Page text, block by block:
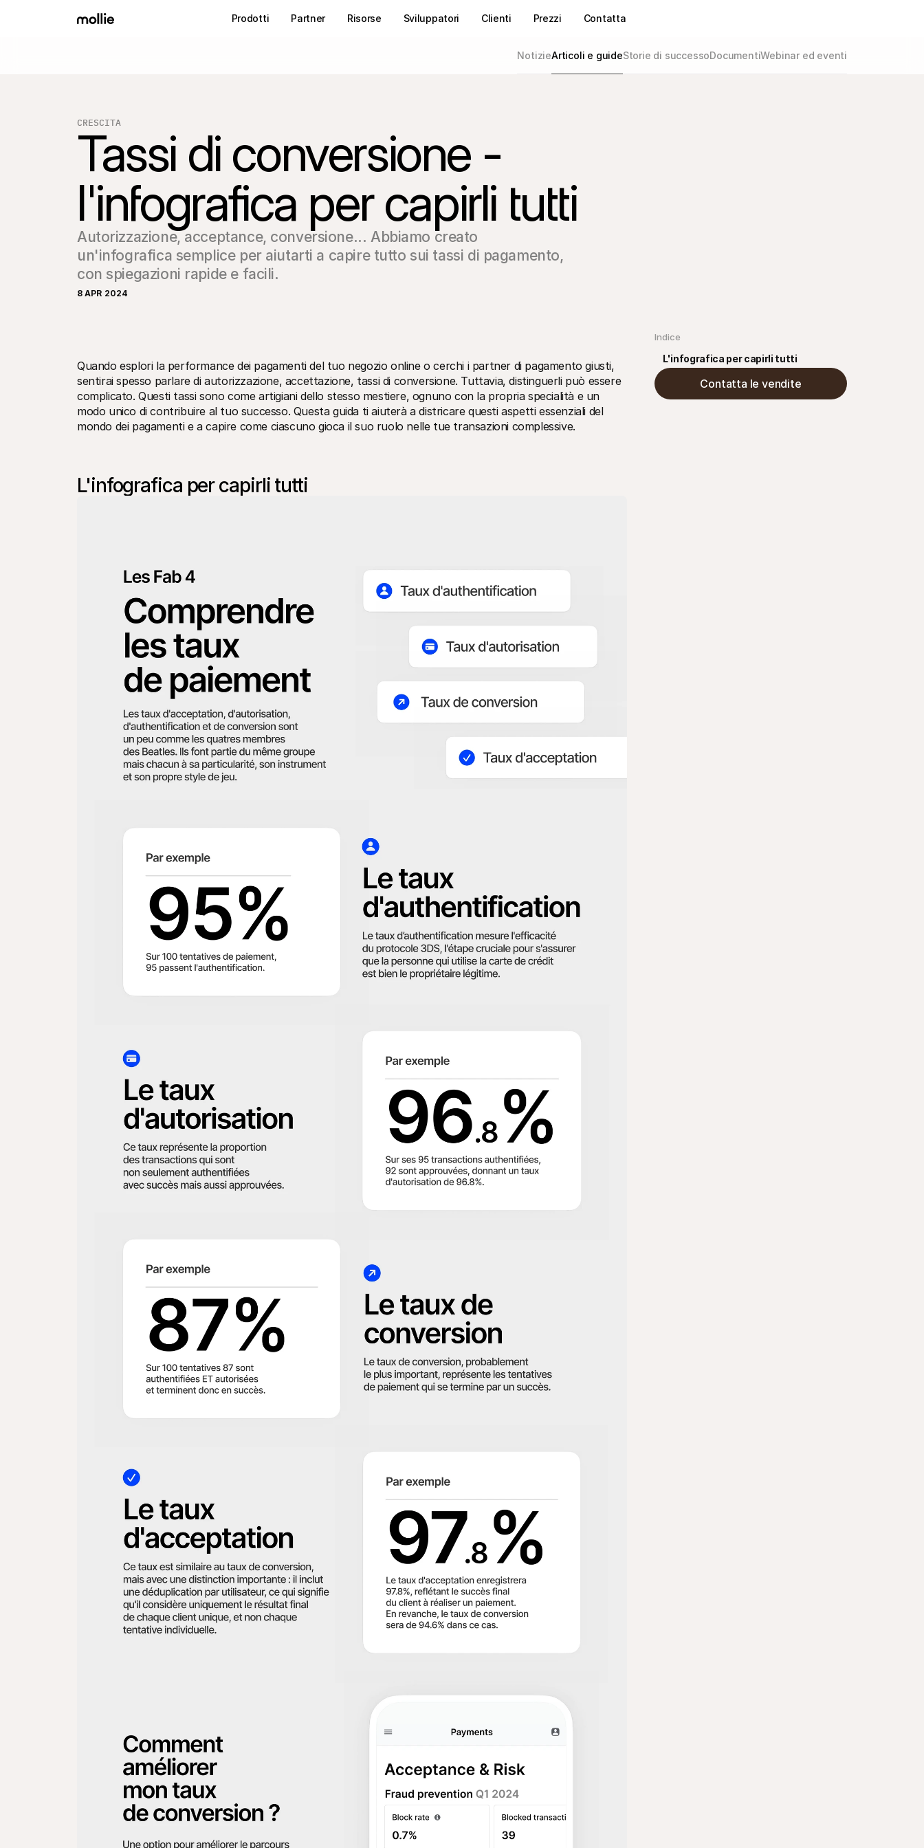
Prodotti Partner Risorse Sviluppatori Clienti Prezzi Contatta
NotizieArticoli e guideStorie di successoDocumentiWebinar ed eventi
CRESCITA
Tassi di conversione -
l'infografica per capirli tutti
Autorizzazione, acceptance, conversione... Abbiamo creato
un'infografica semplice per aiutarti a capire tutto sui tassi di pagamento,
con spiegazioni rapide e facili.
8 APR 2024
Quando esplori la performance dei pagamenti del tuo negozio online o cerchi i partner di pagamento giusti,
sentirai spesso parlare di autorizzazione, accettazione, tassi di conversione. Tuttavia, distinguerli può essere
complicato. Questi tassi sono come artigiani dello stesso mestiere, ognuno con la propria specialità e un
modo unico di contribuire al tuo successo. Questa guida ti aiuterà a districare questi aspetti essenziali del
mondo dei pagamenti e a capire come ciascuno gioca il suo ruolo nelle tue transazioni complessive.
L'infografica per capirli tutti
Indice
L'infografica per capirli tutti
Contatta le vendite